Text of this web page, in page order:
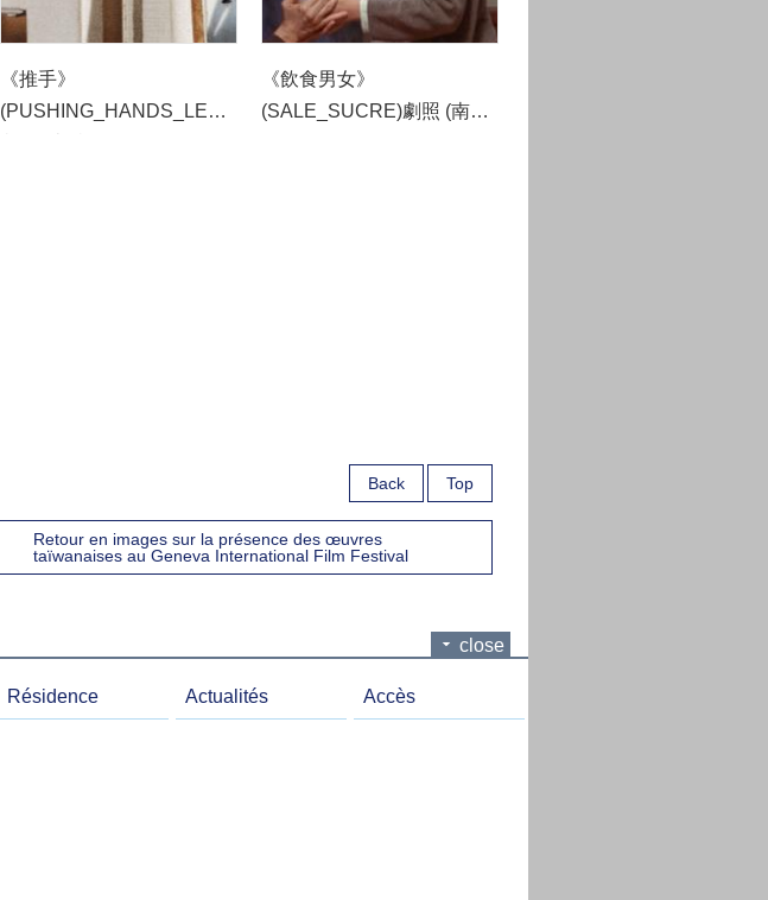
《推手》
(PUSHING_HANDS_LEE)
《飲食男女》
(SALE_SUCRE)劇照 (南特
Back Top
Retour en images sur la présence des œuvres
taïwanaises au Geneva International Film Festival
close
Résidence Actualités Accès